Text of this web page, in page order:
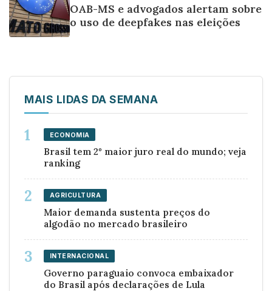
OAB-MS e advogados alertam sobre
o uso de deepfakes nas eleições
MAIS LIDAS DA SEMANA
ECONOMIA
Brasil tem 2º maior juro real do mundo; veja
ranking
AGRICULTURA
Maior demanda sustenta preços do
algodão no mercado brasileiro
INTERNACIONAL
Governo paraguaio convoca embaixador
do Brasil após declarações de Lula